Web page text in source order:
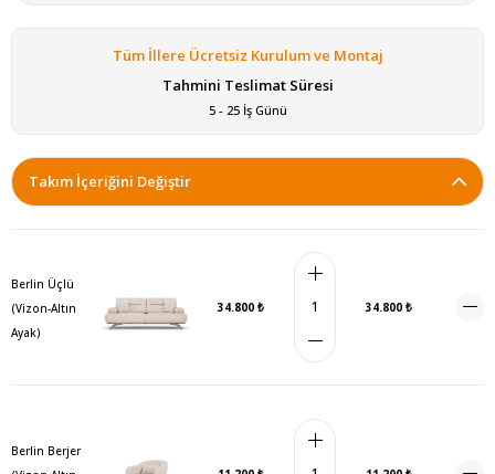
Tüm İllere Ücretsiz Kurulum ve Montaj
Tahmini Teslimat Süresi
5 - 25 İş Günü
Takım İçeriğini Değiştir
Berlin Üçlü
(Vizon-Altın
Ayak)
34.800 ₺ 34.800 ₺
Berlin Berjer